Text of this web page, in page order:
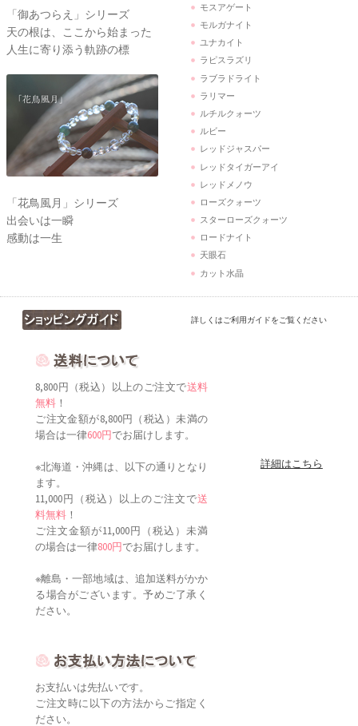
「御あつらえ」シリーズ
天の根は、ここから始まった
人生に寄り添う軌跡の標
「花鳥風月」シリーズ
出会いは一瞬
感動は一生
モスアゲート
モルガナイト
ユナカイト
ラピスラズリ
ラブラドライト
ラリマー
ルチルクォーツ
ルビー
レッドジャスパー
レッドタイガーアイ
レッドメノウ
ローズクォーツ
スターローズクォーツ
ロードナイト
天眼石
カット水晶
詳しくはご利用ガイドをご覧ください
8,800円（税込）以上のご注文で送料
無料 ！
ご注文金額が8,800円（税込）未満の
場合は一律600円でお届けします。
※北海道・沖縄は、以下の通りとなり
ます。
11,000円（税込）以上のご注文で送
料無料 ！
ご注文金額が11,000円（税込）未満
の場合は一律800円でお届けします。
※離島・一部地域は、追加送料がかか
る場合がございます。予めご了承く
ださい。
詳細はこちら
お支払いは先払いです。
ご注文時に以下の方法からご指定く
ださい。